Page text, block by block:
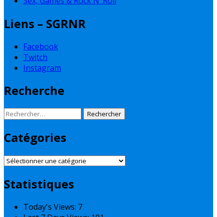
Liens – SGRNR
Facebook
Twitch
Instagram
Recherche
Rechercher :
Catégories
Catégories
Statistiques
Today's Views: 7